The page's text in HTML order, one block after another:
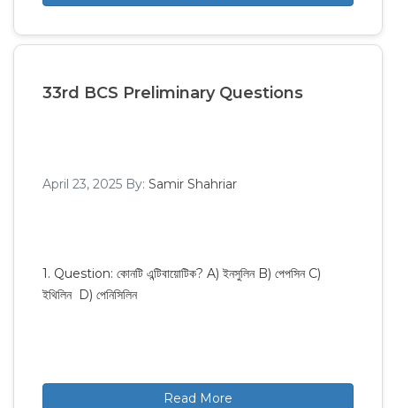
33rd BCS Preliminary Questions
April 23, 2025 By: Samir Shahriar
1. Question: কোনটি এন্টিবায়োটিক? A) ইনসুলিন B) পেপসিন C)
ইথিলিন D) পেনিসিলিন
Read More